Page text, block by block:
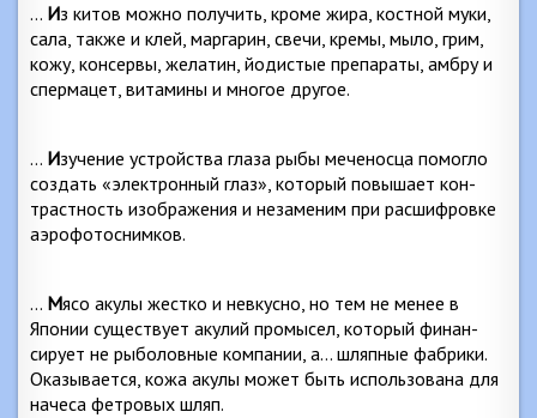
… Из китов можно получить, кроме жира, костной муки,
сала, также и клей, маргарин, свечи, кремы, мыло, грим,
кожу, консервы, желатин, йодистые препараты, амбру и
спермацет, витамины и многое другое.
… Изучение устройства глаза рыбы меченосца помог­ло
создать «электронный глаз», который повышает кон­
трастность изображения и незаменим при расшифровке
аэрофотоснимков.
… Мясо акулы жестко и невкусно, но тем не менее в
Японии существует акулий промысел, который финан­
сирует не рыболовные компании, а… шляпные фабрики.
Оказывается, кожа акулы может быть использована для
начеса фетровых шляп.